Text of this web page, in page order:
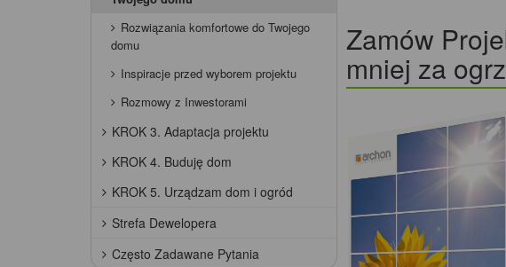
Zamów
mniej za
Rozwiązania komfortowe do Twojego
domu
Inspiracje przed wyborem projektu
Rozmowy z Inwestorami
KROK 3. Adaptacja projektu
KROK 4. Buduję dom
KROK 5. Urządzam dom i ogród
Strefa Dewelopera
Często Zadawane Pytania